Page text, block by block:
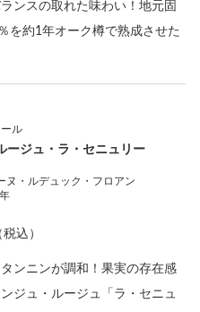
ンスの取れた味わい！地元固
を約1年オーク樽で熟成させた
ル
ージュ・ラ・セニュリー
ヌ・ルデュック・フロアン
税込）
ンニンが調和！果実の存在感
ジュ・ルージュ「ラ・セニュ